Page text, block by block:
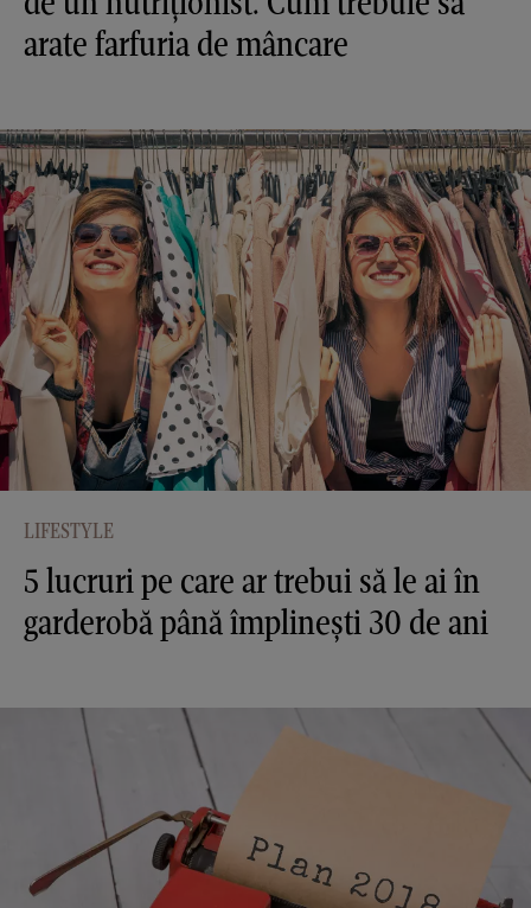
arate farfuria de mâncare
LIFESTYLE
5 lucruri pe care ar trebui să le ai în
garderobă până împlinești 30 de ani